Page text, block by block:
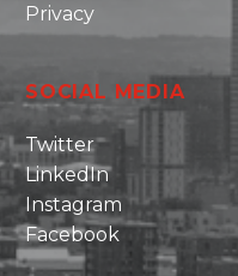
Privacy
SOCIAL MEDIA
Twitter
LinkedIn
Instagram
Facebook